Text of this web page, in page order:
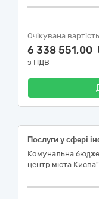
Очікувана вартість
6 338 551,00
з ПДВ
Комунальна
центр міста Києва"